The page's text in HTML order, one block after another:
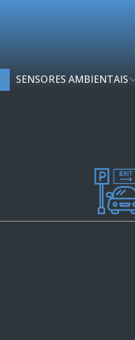
SENSORES AMBIENTAIS